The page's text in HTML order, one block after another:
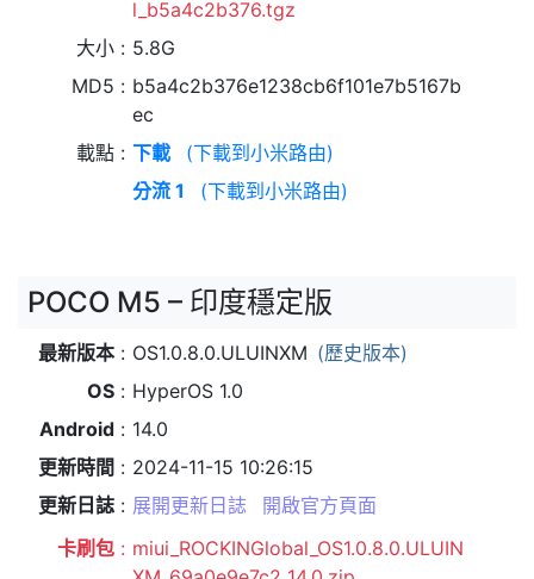
l_b5a4c2b376.tgz
大小
5.8G
MD5
b5a4c2b376e1238cb6f101e7b5167b
ec
載點
下載
(下載到小米路由)
分流 1
(下載到小米路由)
POCO M5 – 印度穩定版
最新版本 OS1.0.8.0.ULUINXM (歷史版本)
OS
HyperOS 1.0
Android
14.0
更新時間
2024-11-15 10:26:15
更新日誌
展開更新日誌
開啟官方頁面
卡刷包
miui_ROCKINGlobal_OS1.0.8.0.ULUIN